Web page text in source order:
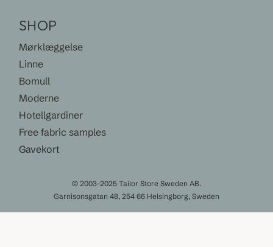
SHOP
Mørklæggelse
Linne
Bomull
Moderne
Hotellgardiner
Free fabric samples
Gavekort
© 2003-2025 Tailor Store Sweden AB.
Garnisonsgatan 48, 254 66 Helsingborg, Sweden